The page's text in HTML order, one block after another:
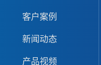
客户案例
新闻动态
产品视频